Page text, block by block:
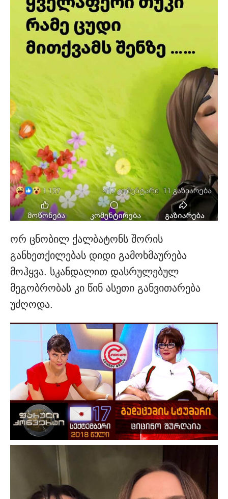
ორ ცნობილ ქალბატონს შორის
განხეთქილებას დიდი გამოხმაურება
მოჰყვა. სკანდალით დასრულებულ
მეგობრობას კი წინ ასეთი განვითარება
უძღოდა.